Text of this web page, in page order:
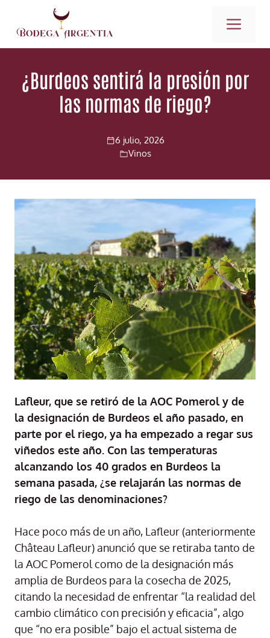
contenido
¿Burdeos sentirá la presión por
las normas de riego?
6 julio, 2026
Vinos
Lafleur, que se retiró de la AOC Pomerol y de
la designación de Burdeos el año pasado, en
parte por el riego, ya ha empezado a regar sus
viñedos este año. Con las temperaturas
alcanzando los 40 grados en Burdeos la
semana pasada, ¿se relajarán las normas de
riego de las denominaciones?
Hace poco más de un año, Lafleur (anteriormente
Château Lafleur) anunció que se retiraba tanto de
la AOC Pomerol como de la designación más
amplia de Burdeos para la cosecha de 2025,
citando la necesidad de enfrentar “la realidad del
cambio climático con precisión y eficacia”, algo
que “no era posible” bajo el actual sistema de